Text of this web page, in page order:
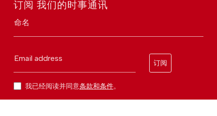
订阅 我们的时事通讯
命名
Email address
订阅
我已经阅读并同意条款和条件。